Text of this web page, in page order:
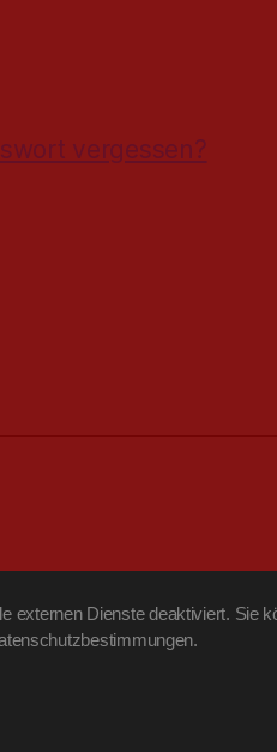
vergessen?
externen Dienste deaktiviert. Sie